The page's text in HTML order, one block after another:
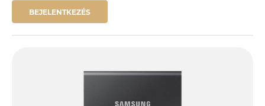
BEJELENTKEZÉS